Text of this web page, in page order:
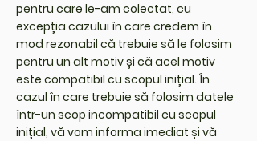
pentru care le-am colectat, cu
excepția cazului în care credem în
mod rezonabil că trebuie să le folosim
pentru un alt motiv și că acel motiv
este compatibil cu scopul inițial. În
cazul în care trebuie să folosim datele
într-un scop incompatibil cu scopul
inițial, vă vom informa imediat și vă